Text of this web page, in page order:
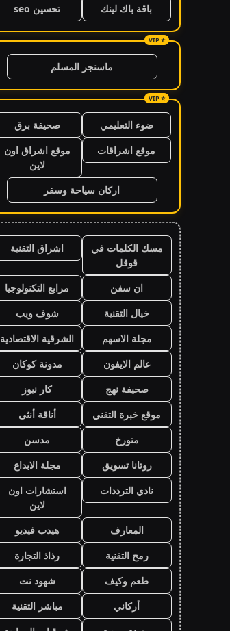
باقة باك لينك تحسين seo
ماسنجر المسلم
ضوء التعليمي
صحيفة برق
موقع اشراقات
موقع اشراق اون
لاين
اركان سياحة وسفر
مسك الكلمات في
قوقل
اشراق التقنية
ان سفن
مرابع التكنولوجيا
خيال التقنية
شوف ويب
مجلة الاسهم
الشرقية الاقتصادية
عالم الايفون
مدونة كوكان
صحيفة نهج
كار نيوز
موقع خبرة التقني
أناقة أنثى
متورخ
مدسن
روتانا تسويق
مجلة الابداع
نادي الترددات
استشارات اون
لاين
المعارف
هيدب فيديو
رمح التقنية
رذاذ التجارة
طعم وكيف
شهود نت
أركاني
مباشر التقنية